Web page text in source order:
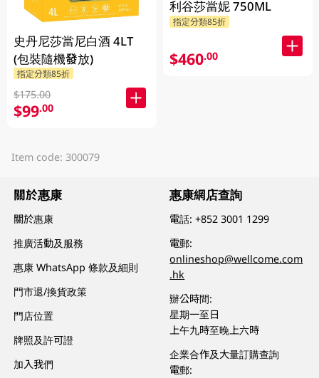
史丹尼莎當尼白酒 4LT
(包裝隨機發放)
指定分類85折
$175.00
$99.00
利谷莎當妮 750ML
指定分類85折
$460.00
Item code: 300079
關於惠康
關於惠康
推廣活動及服務
惠康 WhatsApp 條款及細則
門市退/換貨政策
門店位置
牌照及許可證
加入我們
惠康網店查詢
電話:+852 3001 1299
電郵:
onlineshop@wellcome.com
.hk
辦公時間:
星期一至日
上午九時至晚上六時
企業合作及大量訂購查詢
電郵: